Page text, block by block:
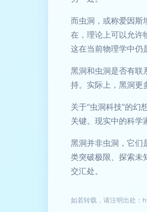
而虫洞，或称爱因斯
在，理论上可以允许
这在当前物理学中仍
黑洞和虫洞是否有联
持。实际上，黑洞更
关于“虫洞科技”的
关键。现实中的科学
黑洞并非虫洞，它们
类突破极限、探索未
交汇处。
如若转载，请注明出处